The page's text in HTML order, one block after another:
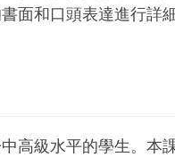
面和口頭表達進行詳
高級水平的學生。本